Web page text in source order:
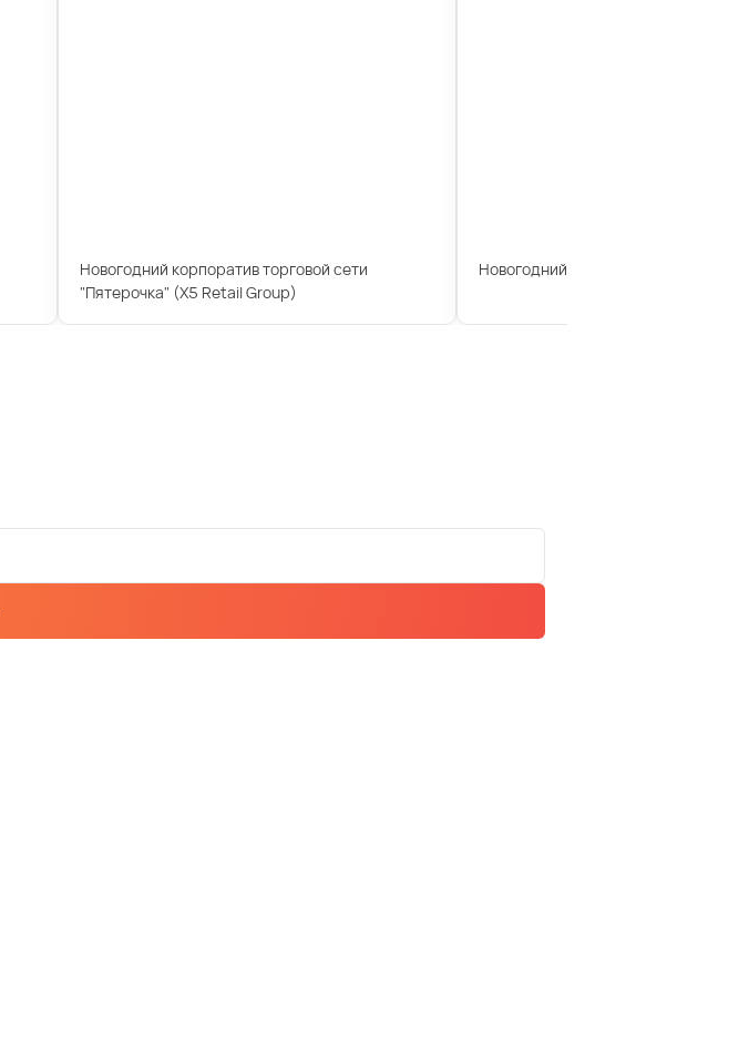
Новогодний корпоратив торговой сети
"Пятерочка" (X5 Retail Group)
Новогодний корпоратив компании